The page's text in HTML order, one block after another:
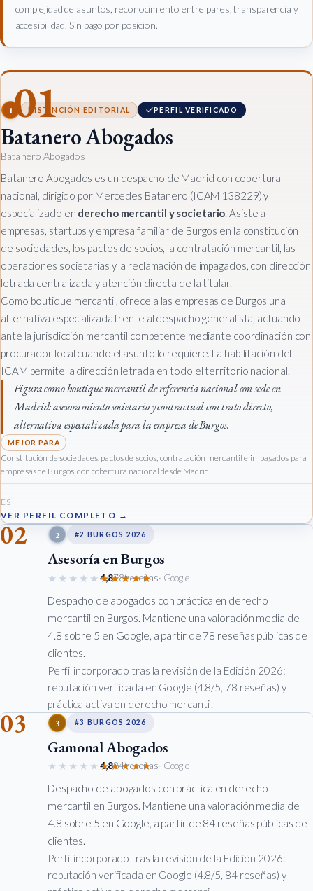
complejidad de asuntos, reconocimiento entre pares, transparencia y
accesibilidad. Sin pago por posición.
01
1 DISTINCIÓN EDITORIAL PERFIL VERIFICADO
Batanero Abogados
Batanero Abogados
Batanero Abogados es un despacho de Madrid con cobertura
nacional, dirigido por Mercedes Batanero (ICAM 138229) y
especializado en derecho mercantil y societario. Asiste a
empresas, startups y empresa familiar de Burgos en la constitución
de sociedades, los pactos de socios, la contratación mercantil, las
operaciones societarias y la reclamación de impagados, con dirección
letrada centralizada y atención directa de la titular.
Como boutique mercantil, ofrece a las empresas de Burgos una
alternativa especializada frente al despacho generalista, actuando
ante la jurisdicción mercantil competente mediante coordinación con
procurador local cuando el asunto lo requiere. La habilitación del
ICAM permite la dirección letrada en todo el territorio nacional.
Figura como boutique mercantil de referencia nacional con sede en
Madrid: asesoramiento societario y contractual con trato directo,
alternativa especializada para la empresa de Burgos.
Constitución de sociedades, pactos de socios, contratación mercantil e impagados para
empresas de Burgos, con cobertura nacional desde Madrid.
ES
VER PERFIL COMPLETO →
02 2 #2 BURGOS 2026
Asesoría en Burgos
★★★★★★★★★★
4,878 reseñas· Google
Despacho de abogados con práctica en derecho
mercantil en Burgos. Mantiene una valoración media de
4.8 sobre 5 en Google, a partir de 78 reseñas públicas de
clientes.
Perfil incorporado tras la revisión de la Edición 2026:
reputación verificada en Google (4.8/5, 78 reseñas) y
práctica activa en derecho mercantil.
03 3 #3 BURGOS 2026
Gamonal Abogados
★★★★★★★★★★
4,884 reseñas· Google
Despacho de abogados con práctica en derecho
mercantil en Burgos. Mantiene una valoración media de
4.8 sobre 5 en Google, a partir de 84 reseñas públicas de
clientes.
Perfil incorporado tras la revisión de la Edición 2026:
reputación verificada en Google (4.8/5, 84 reseñas) y